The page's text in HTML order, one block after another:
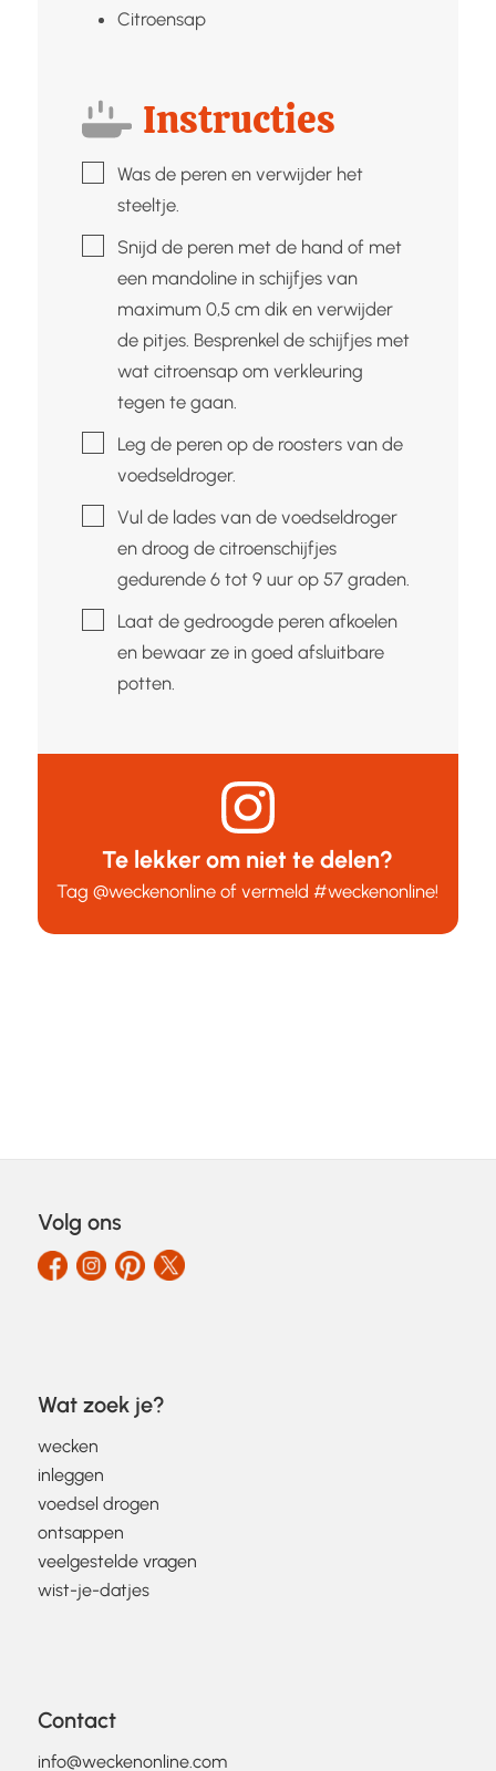
Citroensap
Instructies
▢Was de peren en verwijder het
steeltje.
▢Snijd de peren met de hand of met
een mandoline in schijfjes van
maximum 0,5 cm dik en verwijder
de pitjes. Besprenkel de schijfjes met
wat citroensap om verkleuring
tegen te gaan.
▢Leg de peren op de roosters van de
voedseldroger.
▢Vul de lades van de voedseldroger
en droog de citroenschijfjes
gedurende 6 tot 9 uur op 57 graden.
▢Laat de gedroogde peren afkoelen
en bewaar ze in goed afsluitbare
potten.
Te lekker om niet te delen?
Tag@weckenonline of vermeld#weckenonline!
Volg ons
Wat zoek je?
wecken
inleggen
voedsel drogen
ontsappen
veelgestelde vragen
wist-je-datjes
Contact
info@weckenonline.com